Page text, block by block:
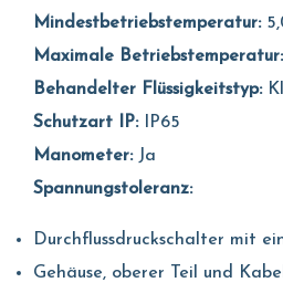
Mindestbetriebstemperatur:
Maximale Betriebstemperatur:
Behandelter Flüssigkeitstyp:
Schutzart IP:
IP65
Manometer: Ja
Spannungstoleranz:
Durchflussdruckschalter mit
Gehäuse, oberer Teil und